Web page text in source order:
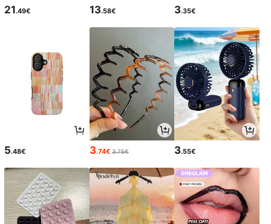
21.49€ 13.58€ 3.35€
5.48€ 3.74€ 3.75€ 3.55€